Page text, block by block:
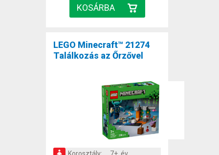
LEGO Minecraft™ 21274
Találkozás az Őrzővel
Korosztály: 7+ év